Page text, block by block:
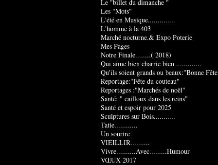
Le "billet du dimanche "
Les "Mots"
L'été en Musique..............
L'homme à la 403
Marché nocturne.& Expo Poterie
Mes Pages
Notre Finale........( 2018)
Qui aime bien charrie bien .............
Qu'ils soient grands ou beaux:"Bonne
Reportage:"Fête du couteau"
Reportages :"Marchés de noël"
Santé; " cailloux dans les reins"
Santé et espoir pour 2025
Sculptures sur Bois...........
Tatie............
Un sourire
VIEILLIR..........
Vivre..........Avec.........Humour
VŒUX 2017